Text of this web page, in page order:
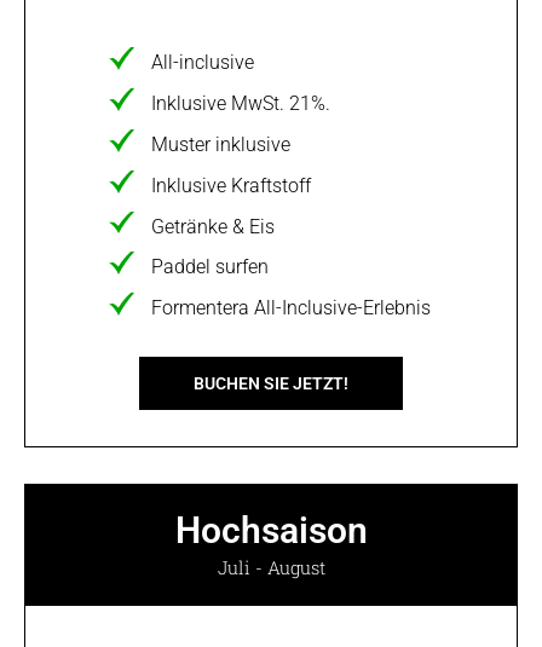
All-inclusive
Inklusive MwSt. 21%.
Muster inklusive
Inklusive Kraftstoff
Getränke & Eis
Paddel surfen
Formentera All-Inclusive-Erlebnis
BUCHEN SIE JETZT!
Hochsaison
Juli - August